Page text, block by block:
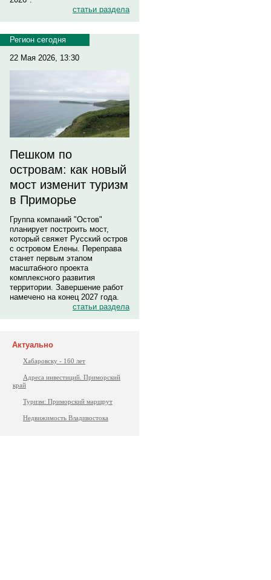
статьи раздела
Регион сегодня
22 Мая 2026, 13:30
Пешком по
островам: как новый
мост изменит туризм
в Приморье
Группа компаний "Остов"
планирует построить мост,
который свяжет Русский остров
с островом Елены. Переправа
станет первым этапом
масштабного проекта
комплексного развития
территории. Завершение работ
намечено на конец 2027 года.
статьи раздела
Актуально
Хабаровску - 160 лет
Адреса инвестиций. Приморский
край
Туризм: Приморский маршрут
Недвижимость Владивостока